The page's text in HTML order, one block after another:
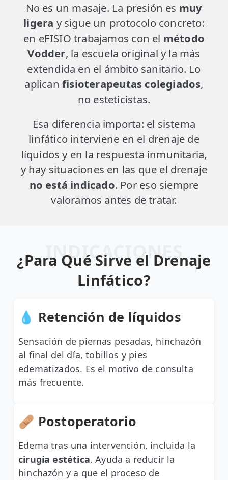
No es un masaje. La presión es muy
ligera y sigue un protocolo concreto:
en eFISIO trabajamos con el método
Vodder, la escuela original y la más
extendida en el ámbito sanitario. Lo
aplicanfisioterapeutas colegiados,
no esteticistas.
Esa diferencia importa: el sistema
linfático interviene en el drenaje de
líquidos y en la respuesta inmunitaria,
y hay situaciones en las que el drenaje
no está indicado. Por eso siempre
valoramos antes de tratar.
INDICACIONES
¿Para Qué Sirve el Drenaje
Linfático?
💧 Retención de líquidos
Sensación de piernas pesadas, hinchazón
al final del día, tobillos y pies
edematizados. Es el motivo de consulta
más frecuente.
🩹 Postoperatorio
Edema tras una intervención, incluida la
cirugía estética. Ayuda a reducir la
hinchazón y a que el proceso de